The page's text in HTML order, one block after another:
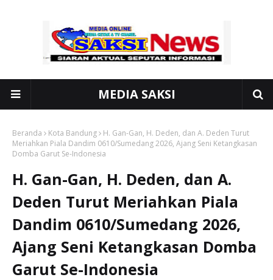
MEDIA SAKSI
Beranda Kota Bandung
H. Gan-Gan, H. Deden, dan A. Deden Turut
Meriahkan Piala Dandim 0610/Sumedang 2026, Ajang Seni Ketangkasan
Domba Garut Se-Indonesia
H. Gan-Gan, H. Deden, dan A.
Deden Turut Meriahkan Piala
Dandim 0610/Sumedang 2026,
Ajang Seni Ketangkasan Domba
Garut Se-Indonesia